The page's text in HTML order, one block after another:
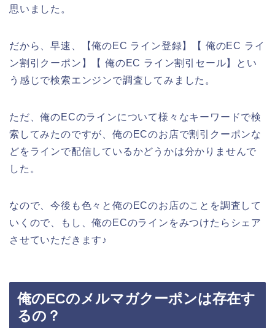
思いました。
だから、早速、【俺のEC ライン登録】【 俺のEC ライ
ン割引クーポン】【 俺のEC ライン割引セール】とい
う感じで検索エンジンで調査してみました。
ただ、俺のECのラインについて様々なキーワードで検
索してみたのですが、俺のECのお店で割引クーポンな
どをラインで配信しているかどうかは分かりませんで
した。
なので、今後も色々と俺のECのお店のことを調査して
いくので、もし、俺のECのラインをみつけたらシェア
させていただきます♪
俺のECのメルマガクーポンは存在す
るの？